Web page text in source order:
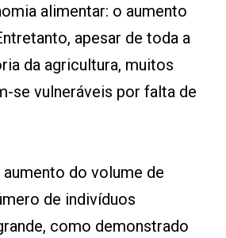
alimentar: o aumento
apesar de toda a
da agricultura, muitos
se vulneráveis por falta de
do volume de
de indivíduos
como demonstrado